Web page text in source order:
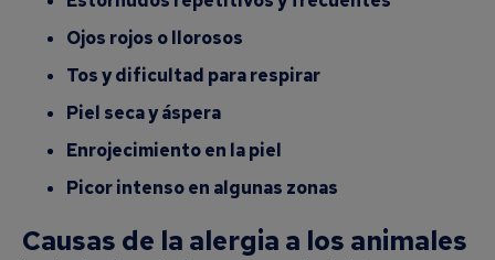
Ojos rojos o llorosos
Tos y dificultad para respirar
Piel seca y áspera
Enrojecimiento en la piel
Picor intenso en algunas zonas
Causas de la alergia a los animales